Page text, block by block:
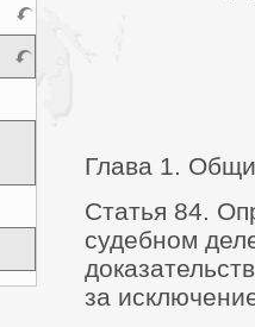
Глава 1.
Статья 84.
судебном
за